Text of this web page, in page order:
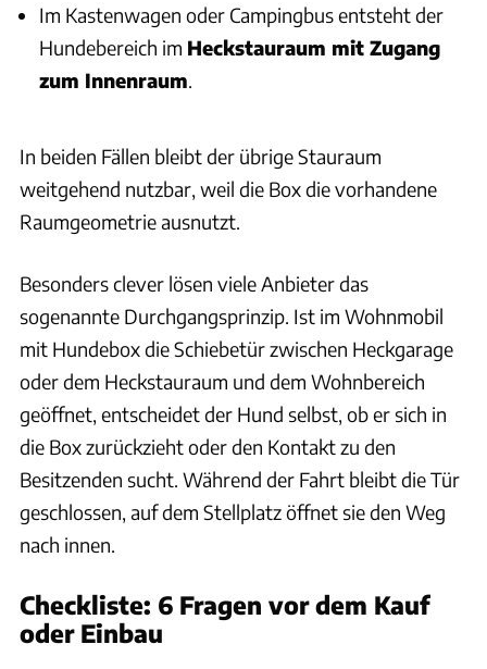
Im Kastenwagen oder Campingbus entsteht der
Hundebereich im Heckstauraum mit Zugang
zum Innenraum.
In beiden Fällen bleibt der übrige Stauraum
weitgehend nutzbar, weil die Box die vorhandene
Raumgeometrie ausnutzt.
Besonders clever lösen viele Anbieter das
sogenannte Durchgangsprinzip. Ist im Wohnmobil
mit Hundebox die Schiebetür zwischen Heckgarage
oder dem Heckstauraum und dem Wohnbereich
geöffnet, entscheidet der Hund selbst, ob er sich in
die Box zurückzieht oder den Kontakt zu den
Besitzenden sucht. Während der Fahrt bleibt die Tür
geschlossen, auf dem Stellplatz öffnet sie den Weg
nach innen.
Checkliste: 6 Fragen vor dem Kauf
oder Einbau